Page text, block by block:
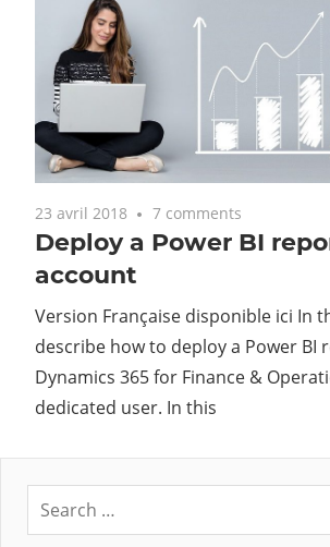
23 avril 2018 7 comments
Deploy a Power BI
account
Version Française disponible ici In
describe how to deploy a Power BI
Dynamics 365 for Finance &
dedicated user. In this